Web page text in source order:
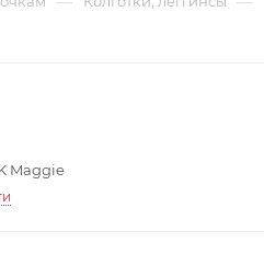
Maggie